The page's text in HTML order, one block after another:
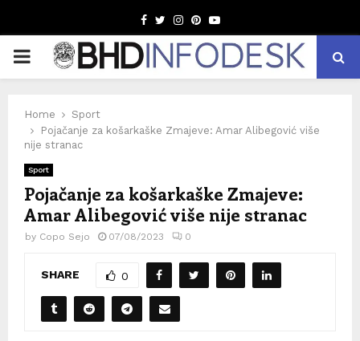
Facebook
TwitterInstagram
Pinterest
Youtube
PRIMARY
Home
Sport
Pojačanje za košarkaške Zmajeve: Amar Alibegović više
nije stranac
Sport
Pojačanje za košarkaške Zmajeve:
Amar Alibegović više nije stranac
by Copo Sejo 07/08/2023 0
SHARE 0